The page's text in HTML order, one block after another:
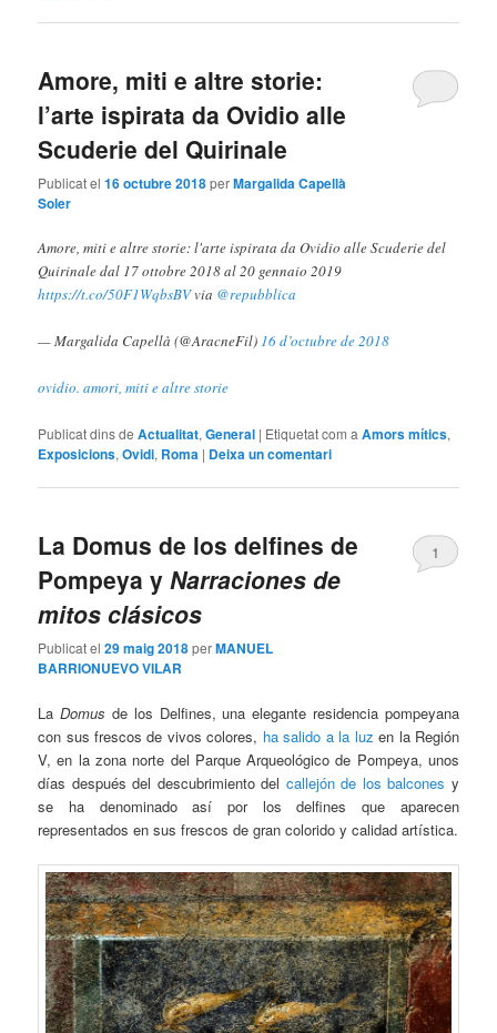
Amore, miti e altre storie:
l’arte ispirata da Ovidio alle
Scuderie del Quirinale
Publicat el16 octubre 2018perMargalida Capellà
Soler
Amore, miti e altre storie: l'arte ispirata da Ovidio alle Scuderie del
Quirinale dal 17 ottobre 2018 al 20 gennaio 2019
https://t.co/50F1WqbsBVvia @repubblica
— Margalida Capellà (@AracneFil) 16 d’octubre de 2018
ovidio. amori, miti e altre storie
Publicat dins de Actualitat,General | Etiquetat com a Amors mítics,
Exposicions,Ovidi, Roma | Deixa un comentari
La Domus de los delfines de
Pompeya yNarraciones de
mitos clásicos
Publicat el29 maig 2018perMANUEL
BARRIONUEVO VILAR
1
La Domus de los Delfines, una elegante residencia pompeyana
con sus frescos de vivos colores, ha salido a la luz en la Región
V, en la zona norte del Parque Arqueológico de Pompeya, unos
días después del descubrimiento del callejón de los balcones y
se ha denominado así por los delfines que aparecen
representados en sus frescos de gran colorido y calidad artística.